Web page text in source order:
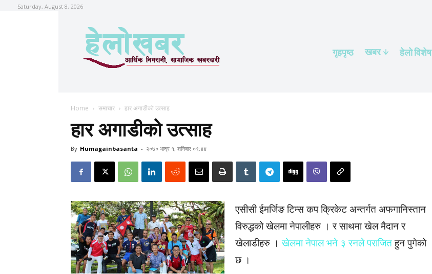
Saturday, August 8, 2026
गृहपृष्ठ खबर हेलाे विशेष
Home समाचार हार अगाडीको उत्साह
हार अगाडीको उत्साह
By Humagainbasanta - २०७० भाद्र १, शनिबार ०९:४४
एसीसी ईमर्जिङ टिम्स कप क्रिकेट अन्तर्गत अफगानिस्तान
विरुद्धको खेलमा नेपालीहरु । र साथमा खेल मैदान र
खेलाडीहरु ।खेलमा नेपाल भने ३ रनले पराजितहुन पुगेको
छ ।